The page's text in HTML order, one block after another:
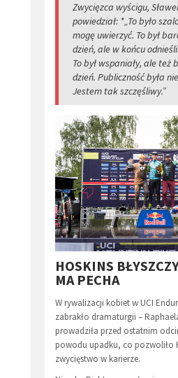
Zwycięzca wyścigu,
powiedział: *„To było
mogę uwierzyć. To był
dzień, ale w końcu
To był wspaniały, ale też
dzień. Publiczność była
Jestem tak szczęśliwy.”
HOSKINS
MA PECHA
W rywalizacji kobiet w UCI
zabrakło dramaturgii –
prowadziła przed ostatnim
powodu upadku, co pozwoliło
zwycięstwo w karierze.